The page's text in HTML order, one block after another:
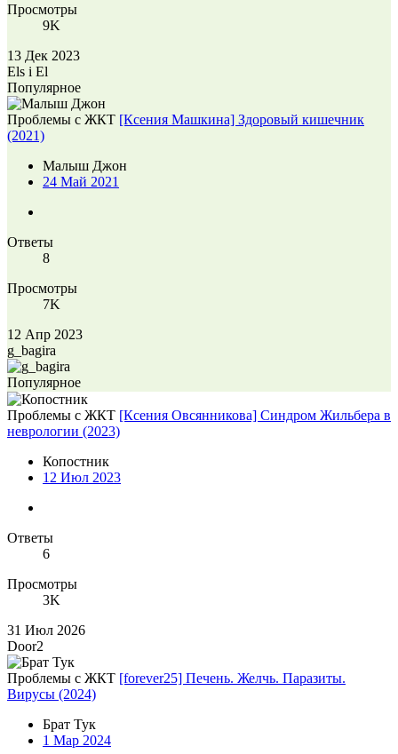
Просмотры
9K
13 Дек 2023
Els i El
Популярное
Проблемы с ЖКТ [Ксения Машкина] Здоровый кишечник
(2021)
Малыш Джон
24 Май 2021
Ответы
8
Просмотры
7K
12 Апр 2023
g_bagira
Популярное
Проблемы с ЖКТ [Ксения Овсянникова] Синдром Жильбера в
неврологии (2023)
Копостник
12 Июл 2023
Ответы
6
Просмотры
3K
31 Июл 2026
Door2
Проблемы с ЖКТ [forever25] Печень. Желчь. Паразиты.
Вирусы (2024)
Брат Тук
1 Мар 2024